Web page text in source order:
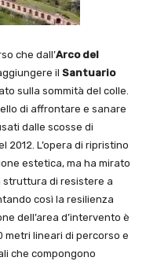
che dall’Arco del
il Santuario
sulla sommità del colle.
di affrontare e sanare
dalle scosse di
2012. L’opera di ripristino
estetica, ma ha mirato
struttura di resistere a
così la resilienza
dell’area d’intervento è
metri lineari di percorso e
che compongono